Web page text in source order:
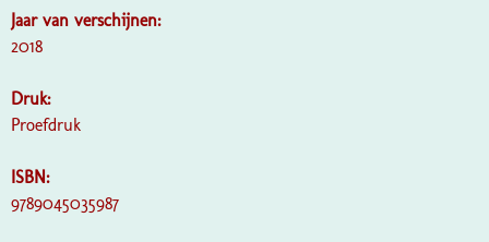
Jaar van verschijnen:
2018
Druk:
Proefdruk
ISBN:
9789045035987